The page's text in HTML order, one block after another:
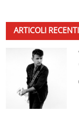
ARTICOLI RECENTI